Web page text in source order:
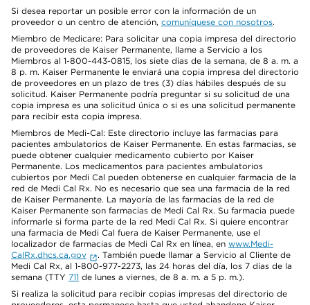
Si desea reportar un posible error con la información de un
proveedor o un centro de atención, comuníquese con nosotros.
Miembro de Medicare: Para solicitar una copia impresa del directorio
de proveedores de Kaiser Permanente, llame a Servicio a los
Miembros al 1-800-443-0815, los siete días de la semana, de 8 a. m. a
8 p. m. Kaiser Permanente le enviará una copia impresa del directorio
de proveedores en un plazo de tres (3) días hábiles después de su
solicitud. Kaiser Permanente podría preguntar si su solicitud de una
copia impresa es una solicitud única o si es una solicitud permanente
para recibir esta copia impresa.
Miembros de Medi-Cal: Este directorio incluye las farmacias para
pacientes ambulatorios de Kaiser Permanente. En estas farmacias, se
puede obtener cualquier medicamento cubierto por Kaiser
Permanente. Los medicamentos para pacientes ambulatorios
cubiertos por Medi Cal pueden obtenerse en cualquier farmacia de la
red de Medi Cal Rx. No es necesario que sea una farmacia de la red
de Kaiser Permanente. La mayoría de las farmacias de la red de
Kaiser Permanente son farmacias de Medi Cal Rx. Su farmacia puede
informarle si forma parte de la red Medi Cal Rx. Si quiere encontrar
una farmacia de Medi Cal fuera de Kaiser Permanente, use el
localizador de farmacias de Medi Cal Rx en línea, en www.Medi-
CalRx.dhcs.ca.gov
. También puede llamar a Servicio al Cliente de
Medi Cal Rx, al 1-800-977-2273, las 24 horas del día, los 7 días de la
semana (TTY 711 de lunes a viernes, de 8 a. m. a 5 p. m.).
Si realiza la solicitud para recibir copias impresas del directorio de